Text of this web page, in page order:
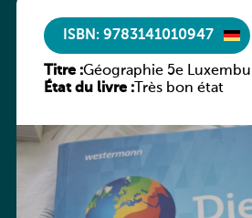
ISBN: 9783141010947
Titre :Géographie 5e
Praxis
État du livre :Très bon état